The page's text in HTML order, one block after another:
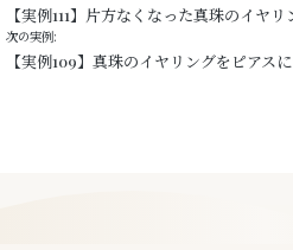
【実例111】片方なくなった真珠のイヤ
次の実例:
【実例109】真珠のイヤリングをピアス